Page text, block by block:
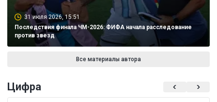
31 июля 2026, 15:51
Последствия финала ЧМ-2026: ФИФА начала расследование
против звезд
Все материалы автора
Цифра